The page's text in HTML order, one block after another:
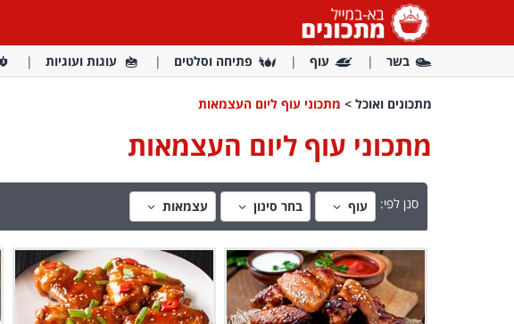
בשר עוף פתיחה וסלטים עוגות ועוגיות
מתכונים ואוכל > מתכוני עוף ליום העצמאות
מתכוני עוף ליום העצמאות
סנן לפי: עוף בחר סינון עצמאות